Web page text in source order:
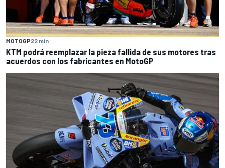
MOTOGP22 min
KTM podrá reemplazar la pieza fallida de sus motores tras
acuerdos con los fabricantes en MotoGP